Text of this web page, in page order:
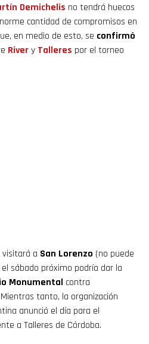
Demichelis no tendrá huecos
cantidad de compromisos en
en medio de esto, se confirmó
Rivery Talleres por el torneo
visitará a San Lorenzo (no puede
sábado próximo podría dar la
Monumental contra
tanto, la organización
anunció el día para el
a Talleres de Córdoba.